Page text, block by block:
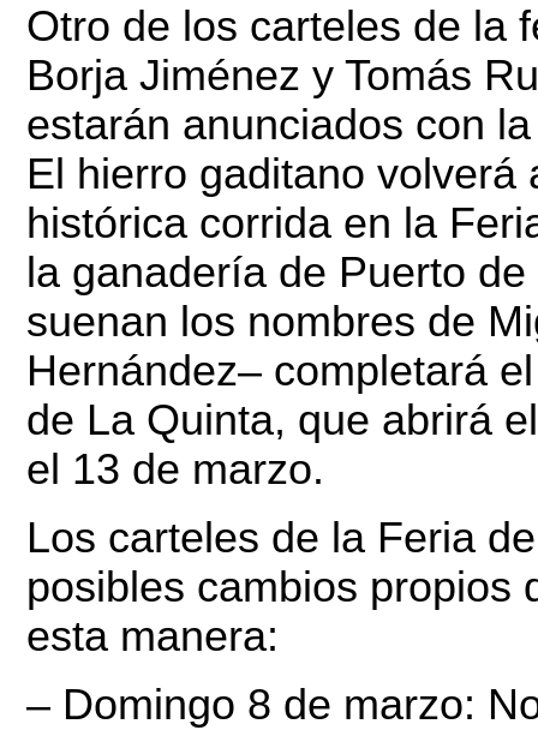
Otro de los carteles de la
Borja Jiménez y Tomás
estarán anunciados con
El hierro gaditano volverá
histórica corrida en la
la ganadería de Puerto
suenan los nombres de
Hernández– completará
de La Quinta, que abrirá
el 13 de marzo.
Los carteles de la Feria
posibles cambios propios
esta manera:
– Domingo 8 de marzo: